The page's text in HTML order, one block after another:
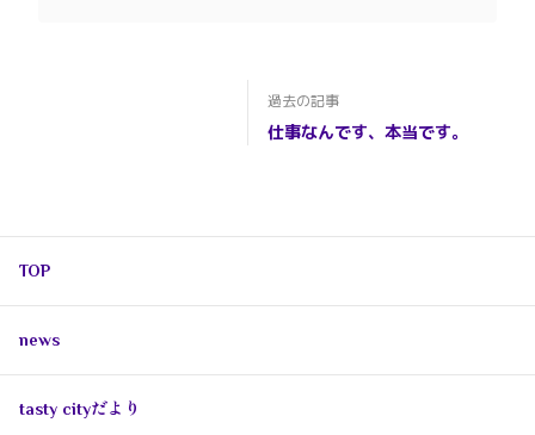
過去の記事
仕事なんです、本当です。
TOP
news
tasty cityだより